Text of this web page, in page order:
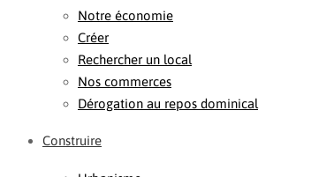
Notre économie
Créer
Rechercher un local
Nos commerces
Dérogation au repos dominical
Construire